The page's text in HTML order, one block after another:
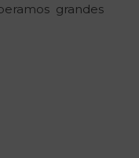
grandes